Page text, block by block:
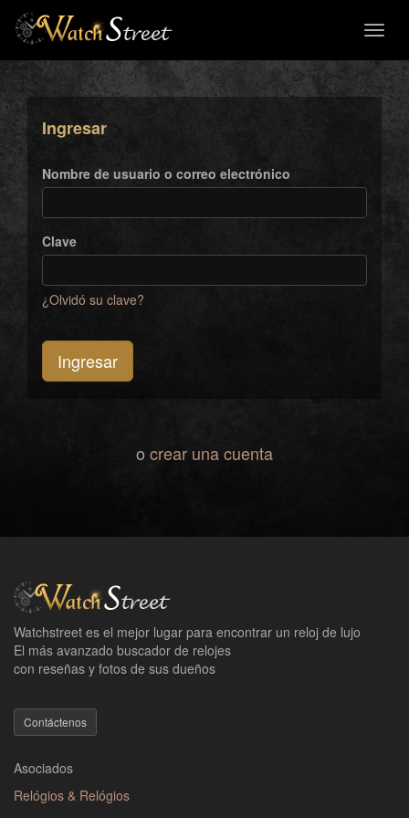
Ingresar
Nombre de usuario o correo electrónico
Clave
¿Olvidó su clave?
Ingresar
o crear una cuenta
Watchstreet es el mejor lugar para encontrar un reloj de lujo
El más avanzado buscador de relojes
con reseñas y fotos de sus dueños
Contáctenos
Asociados
Relógios & Relógios